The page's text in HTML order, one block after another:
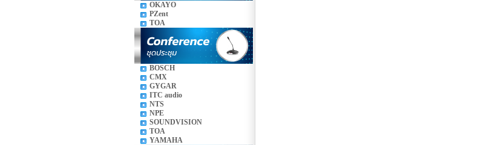
OKAYO
PZent
TOA
BOSCH
CMX
GYGAR
ITC audio
NTS
NPE
SOUNDVISION
TOA
YAMAHA